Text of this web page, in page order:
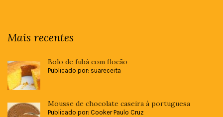
Mais recentes
Bolo de fubá com flocão
Publicado por: suareceita
Mousse de chocolate caseira à portuguesa
Publicado por: Cooker Paulo Cruz